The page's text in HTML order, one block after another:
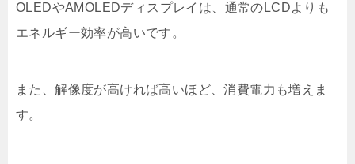
OLEDやAMOLEDディスプレイは、通常のLCDよりも
エネルギー効率が高いです。
また、解像度が高ければ高いほど、消費電力も増えま
す。